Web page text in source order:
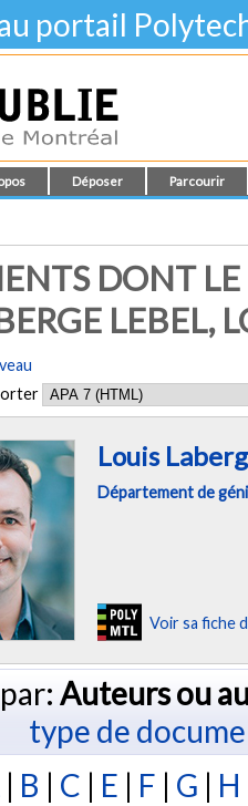
portail
Déposer Parcourir
DONT
LEBEL,
Louis
Département de
Voir sa fiche
Auteurs ou
type de
| B | C | E | F | G | H